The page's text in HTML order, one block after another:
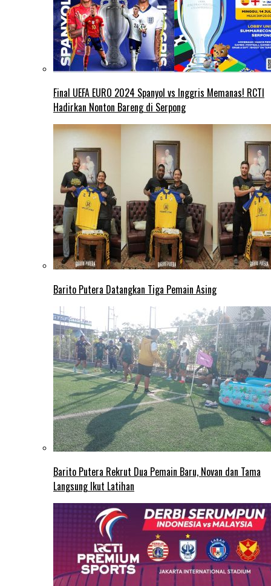
Final UEFA EURO 2024 Spanyol vs Inggris Memanas! RCTI
Hadirkan Nonton Bareng di Serpong
Barito Putera Datangkan Tiga Pemain Asing
Barito Putera Rekrut Dua Pemain Baru, Novan dan Tama
Langsung Ikut Latihan